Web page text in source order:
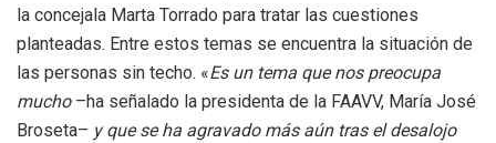
la concejala Marta Torrado para tratar las cuestiones
planteadas. Entre estos temas se encuentra la situación de
las personas sin techo. «Es un tema que nos preocupa
mucho–ha señalado la presidenta de la FAAVV, María José
Broseta– y que se ha agravado más aún tras el desalojo